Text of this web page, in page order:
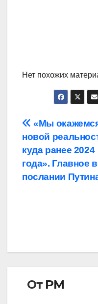
Нет похожих
по
записям
«Мы
новой
куда ранее 2024
года». Главное в
послании
От РМ